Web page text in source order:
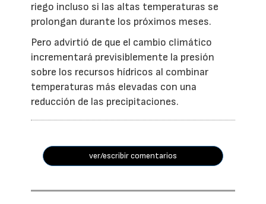
riego incluso si las altas temperaturas se
prolongan durante los próximos meses.
Pero advirtió de que el cambio climático
incrementará previsiblemente la presión
sobre los recursos hídricos al combinar
temperaturas más elevadas con una
reducción de las precipitaciones.
ver/escribir comentarios